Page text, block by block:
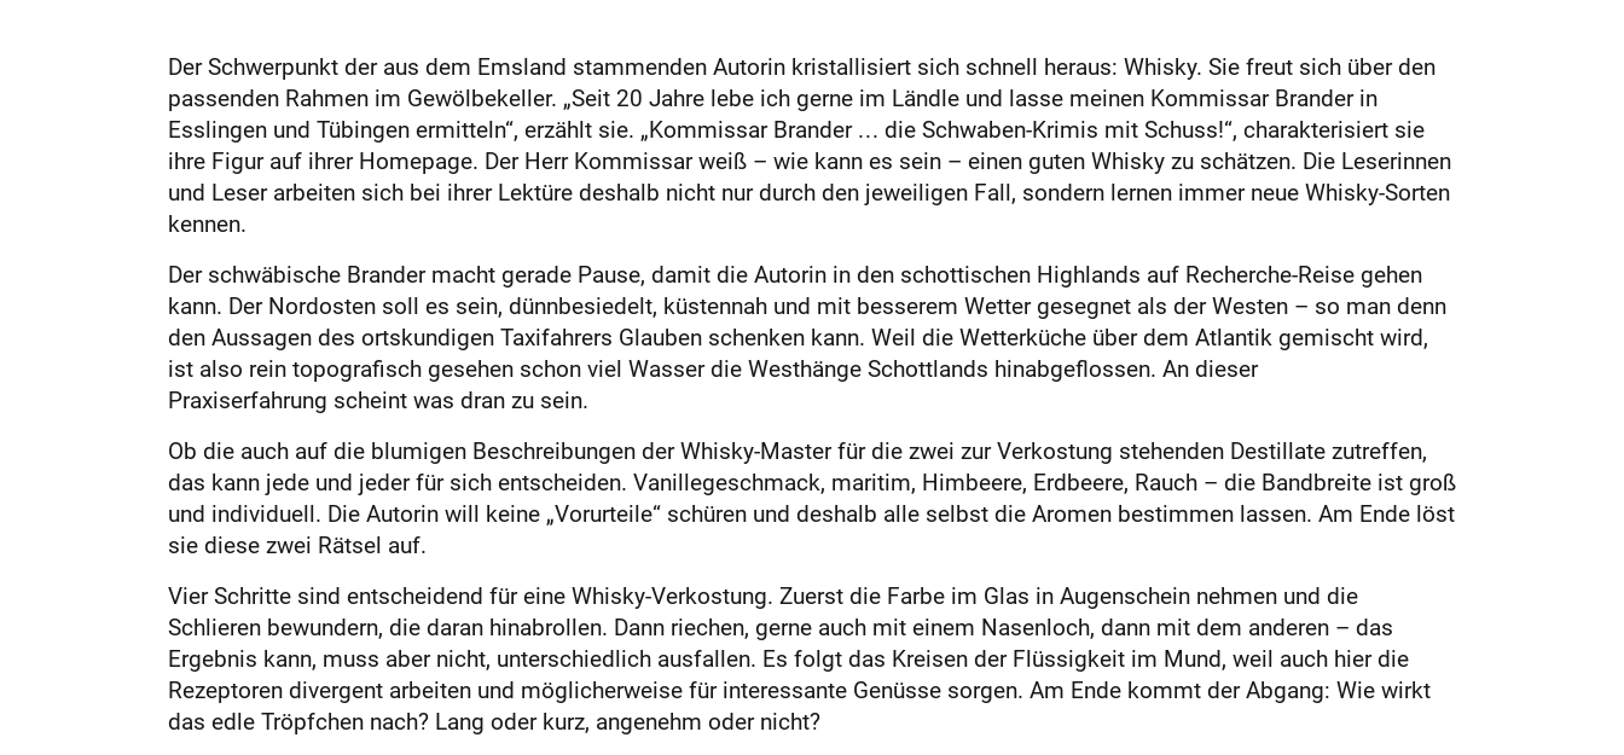
Der Schwerpunkt der aus dem Emsland stammenden Autorin kristallisiert sich schnell heraus: Whisky. Sie freut sich über den
passenden Rahmen im Gewölbekeller. „Seit 20 Jahre lebe ich gerne im Ländle und lasse meinen Kommissar Brander in
Esslingen und Tübingen ermitteln“, erzählt sie. „Kommissar Brander . . . die Schwaben-Krimis mit Schuss!“, charakterisiert sie
ihre Figur auf ihrer Homepage. Der Herr Kommissar weiß – wie kann es sein – einen guten Whisky zu schätzen. Die Leserinnen
und Leser arbeiten sich bei ihrer Lektüre deshalb nicht nur durch den jeweiligen Fall, sondern lernen immer neue Whisky-Sorten
kennen.
Der schwäbische Brander macht gerade Pause, damit die Autorin in den schottischen Highlands auf Recherche-Reise gehen
kann. Der Nordosten soll es sein, dünnbesiedelt, küstennah und mit besserem Wetter gesegnet als der Westen – so man denn
den Aussagen des ortskundigen Taxifahrers Glauben schenken kann. Weil die Wetterküche über dem Atlantik gemischt wird,
ist also rein topografisch gesehen schon viel Wasser die Westhänge Schottlands hinabgeflossen. An dieser
Praxiserfahrung scheint was dran zu sein.
Ob die auch auf die blumigen Beschreibungen der Whisky-Mas­ter für die zwei zur Verkostung stehenden Destillate zutreffen,
das kann jede und jeder für sich entscheiden. Vanillegeschmack, maritim, Himbeere, Erdbeere, Rauch – die Bandbreite ist groß
und individuell. Die Autorin will keine „Vorurteile“ schüren und deshalb alle selbst die Aromen bestimmen lassen. Am Ende löst
sie diese zwei Rätsel auf.
Vier Schritte sind entscheidend für eine Whisky-Verkostung. Zuerst die Farbe im Glas in Augenschein nehmen und die
Schlieren bewundern, die daran hinabrollen. Dann riechen, gerne auch mit einem Nasenloch, dann mit dem anderen – das
Ergebnis kann, muss aber nicht, unterschiedlich ausfallen. Es folgt das Kreisen der Flüssigkeit im Mund, weil auch hier die
Rezeptoren divergent arbeiten und möglicherweise für interessante Genüsse sorgen. Am Ende kommt der Abgang: Wie wirkt
das edle Tröpfchen nach? Lang oder kurz, angenehm oder nicht?